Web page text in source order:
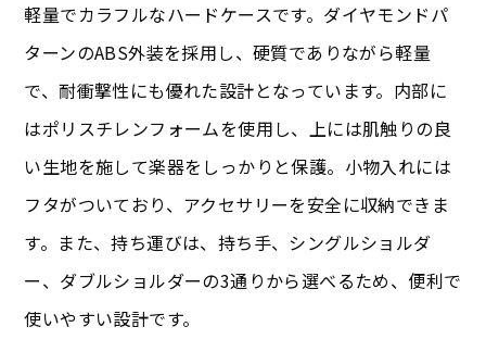
軽量でカラフルなハードケースです。ダイヤモンドパ
ターンのABS外装を採用し、硬質でありながら軽量
で、耐衝撃性にも優れた設計となっています。内部に
はポリスチレンフォームを使用し、上には肌触りの良
い生地を施して楽器をしっかりと保護。小物入れには
フタがついており、アクセサリーを安全に収納できま
す。また、持ち運びは、持ち手、シングルショルダ
ー、ダブルショルダーの3通りから選べるため、便利で
使いやすい設計です。